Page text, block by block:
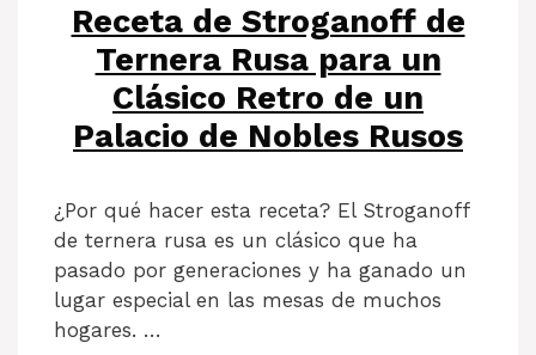
Receta de Stroganoff de
Ternera Rusa para un
Clásico Retro de un
Palacio de Nobles Rusos
¿Por qué hacer esta receta? El Stroganoff
de ternera rusa es un clásico que ha
pasado por generaciones y ha ganado un
lugar especial en las mesas de muchos
hogares. …